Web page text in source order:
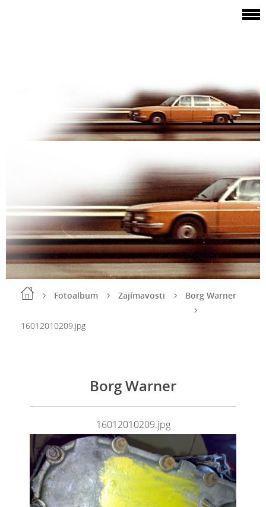
Fotoalbum Zajímavosti Borg Warner
16012010209.jpg
Borg Warner
16012010209.jpg